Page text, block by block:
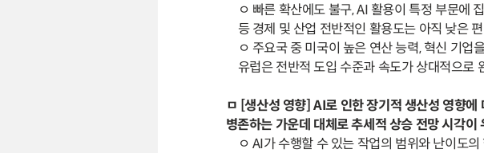
ㅇ 빠른 확산에도 불구, AI 활용이 특정 부문에
등 경제 및 산업 전반적인 활용도는 아직 낮은 편
ㅇ 주요국 중 미국이 높은 연산 능력, 혁신 기업
유럽은 전반적 도입 수준과 속도가 상대적으로
ㅁ [생산성 영향] AI로 인한 장기적 생산성 영향
병존하는 가운데 대체로 추세적 상승 전망 시각이
ㅇ AI가 수행할 수 있는 작업의 범위와 난이도